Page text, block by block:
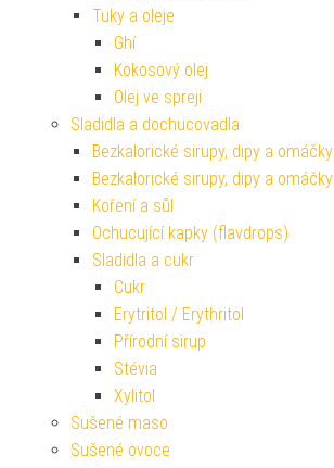
Tuky a oleje
Ghí
Kokosový olej
Olej ve spreji
Sladidla a dochucovadla
Bezkalorické sirupy, dipy a omáčky
Bezkalorické sirupy, dipy a omáčky
Koření a sůl
Ochucující kapky (flavdrops)
Sladidla a cukr
Cukr
Erytritol / Erythritol
Přírodní sirup
Stévia
Xylitol
Sušené maso
Sušené ovoce